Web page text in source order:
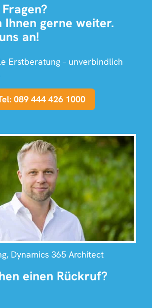
gerne weiter.
an!
Erstberatung – unverbindlich
089 444 426 1000
Dynamics 365 Architect
einen Rückruf?